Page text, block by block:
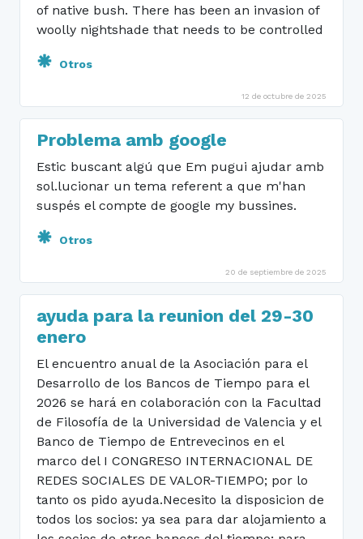
of native bush. There has been an invasion of
woolly nightshade that needs to be controlled
Otros
12 de octubre de 2025
Problema amb google
Estic buscant algú que Em pugui ajudar amb
sol.lucionar un tema referent a que m'han
suspés el compte de google my bussines.
Otros
20 de septiembre de 2025
ayuda para la reunion del 29-30
enero
El encuentro anual de la Asociación para el
Desarrollo de los Bancos de Tiempo para el
2026 se hará en colaboración con la Facultad
de Filosofía de la Universidad de Valencia y el
Banco de Tiempo de Entrevecinos en el
marco del I CONGRESO INTERNACIONAL DE
REDES SOCIALES DE VALOR-TIEMPO; por lo
tanto os pido ayuda.Necesito la disposicion de
todos los socios: ya sea para dar alojamiento a